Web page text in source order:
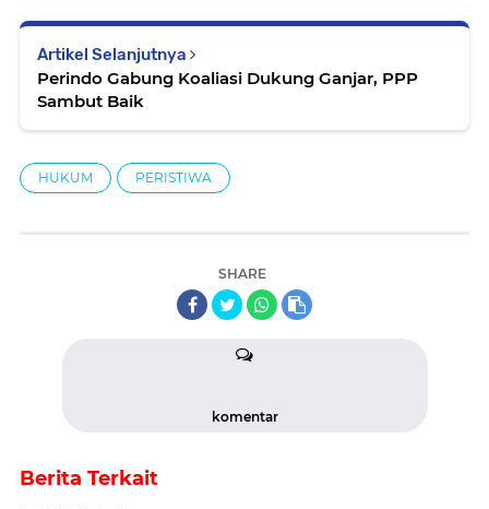
Artikel Selanjutnya
Perindo Gabung Koaliasi Dukung Ganjar, PPP
Sambut Baik
HUKUM PERISTIWA
SHARE
komentar
Berita Terkait